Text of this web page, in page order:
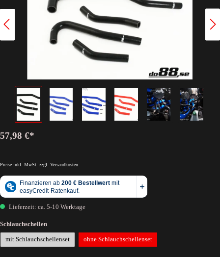
57,98 €*
Preise inkl. MwSt. zzgl. Versandkosten
Lieferzeit: ca. 5-10 Werktage
Schlauchschellen
mit Schlauchschellenset ohne Schlauchschellenset